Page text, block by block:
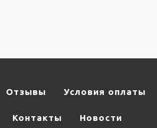
Отзывы Условия оплаты
Контакты Новости